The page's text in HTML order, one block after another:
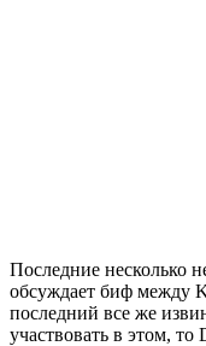
Последние несколько
обсуждает биф между
последний все же
участвовать в этом,